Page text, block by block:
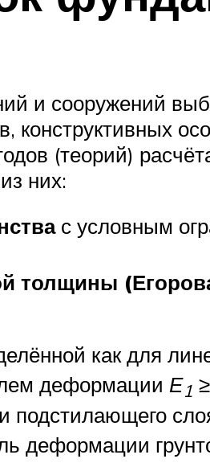
и сооружений
конструктивных
(теорий)
них:
с условным
толщины
как для
деформации Е1
деформации